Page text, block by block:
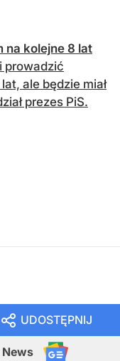
na kolejne 8 lat
prowadzić
ale będzie miał
prezes PiS.
UDOSTĘPNIJ
News